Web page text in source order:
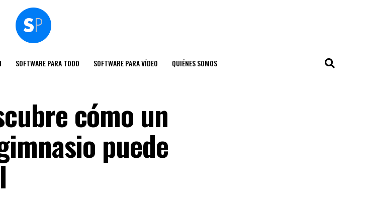
SOFTWARE PARA TODO SOFTWARE PARA VÍDEO QUIÉNES SOMOS
cómo un
puede